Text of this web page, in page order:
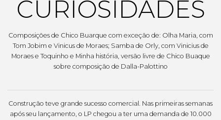
CURIOSIDADES
Composições de Chico Buarque com exceção de: Olha Maria, com
Tom Jobim e Vinicus de Moraes; Samba de Orly, com Vinicius de
Moraes e Toquinho e Minha história, versão livre de Chico Buaque
sobre composição de Dalla-Palottino
Construção teve grande sucesso comercial. Nas primeiras semanas
após seu lançamento, o LP chegou a ter uma demanda de 10.000